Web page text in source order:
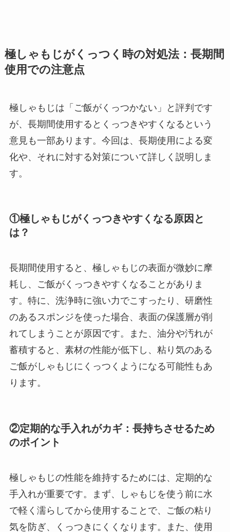
極しゃもじがくっつく時の対処法：長期間
使用での注意点
極しゃもじは「ご飯がくっつかない」と評判です
が、長期間使用するとくっつきやすくなるという
意見も一部あります。今回は、長期使用による変
化や、それに対する対策について詳しく説明しま
す。
①極しゃもじがくっつきやすくなる原因と
は？
長期間使用すると、極しゃもじの表面が微妙に摩
耗し、ご飯がくっつきやすくなることがありま
す。特に、洗浄時に強い力でこすったり、研磨性
のあるスポンジを使った場合、表面の保護層が削
れてしまうことが原因です。また、油分や汚れが
蓄積すると、素材の性能が低下し、粘り気のある
ご飯がしゃもじにくっつくようになる可能性もあ
ります。
②定期的な手入れがカギ：長持ちさせるため
のポイント
極しゃもじの性能を維持するためには、定期的な
手入れが重要です。まず、しゃもじを使う前に水
で軽く濡らしてから使用することで、ご飯の粘り
気を防ぎ、くっつきにくくなります。また、使用